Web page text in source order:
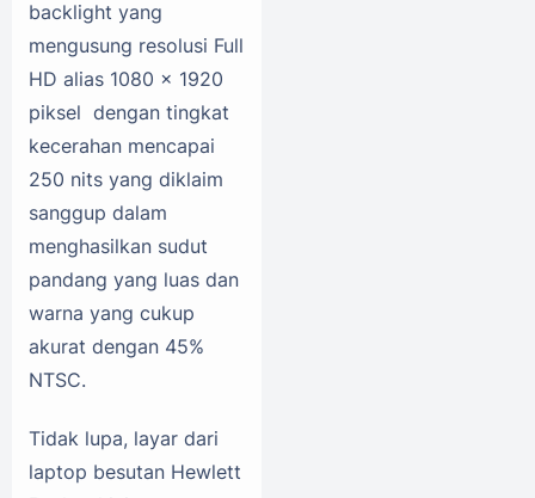
backlight yang
mengusung resolusi Full
HD alias 1080 x 1920
piksel dengan tingkat
kecerahan mencapai
250 nits yang diklaim
sanggup dalam
menghasilkan sudut
pandang yang luas dan
warna yang cukup
akurat dengan 45%
NTSC.
Tidak lupa, layar dari
laptop besutan Hewlett